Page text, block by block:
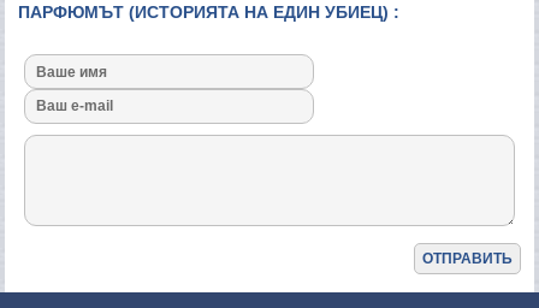
ПАРФЮМЪТ (ИСТОРИЯТА НА ЕДИН УБИЕЦ) :